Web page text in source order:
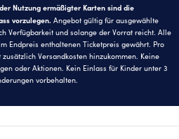
Nutzung ermäßigter Karten sind die
vorzulegen. Angebot gültig für ausgewählte
Verfügbarkeit und solange der Vorrat reicht. Alle
Endpreis enthaltenen Ticketpreis gewährt. Pro
Versandkosten hinzukommen. Keine
oder Aktionen. Kein Einlass für Kinder unter 3
vorbehalten.